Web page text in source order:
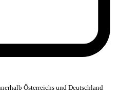
Österreichs und Deutschland